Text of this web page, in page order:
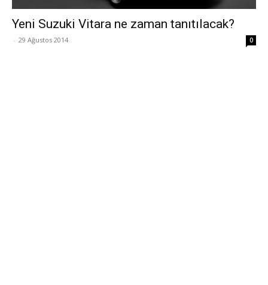
Yeni Suzuki Vitara ne zaman tanıtılacak?
- 29 Ağustos 2014 0